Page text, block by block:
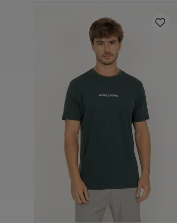
GG
Adicionar ao carrinho